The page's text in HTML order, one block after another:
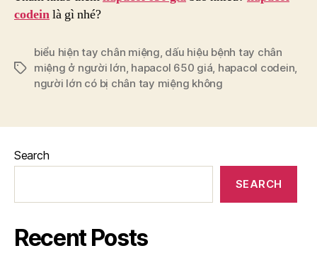
codeinlà gì nhé?
Tags
biểu hiện tay chân miệng, dấu hiệu bệnh tay chân
miệng ở người lớn, hapacol 650 giá, hapacol codein,
người lớn có bị chân tay miệng không
Search
SEARCH
Recent Posts